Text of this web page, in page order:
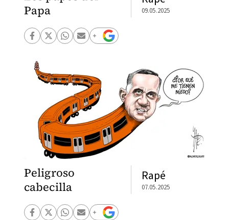
Papa
09.05.2025
Peligroso
cabecilla
Rapé
07.05.2025